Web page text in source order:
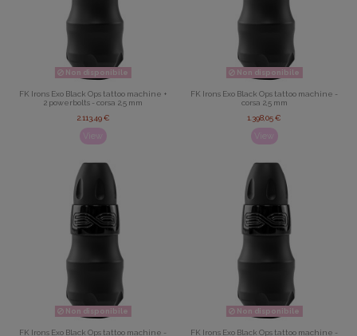
Non disponibile
FK Irons Exo Black Ops tattoo machine +
2 powerbolts - corsa 2,5 mm
2.113,49 €
View
Non disponibile
FK Irons Exo Black Ops tattoo machine -
corsa 2,5 mm
1.398,05 €
View
Non disponibile
FK Irons Exo Black Ops tattoo machine -
Non disponibile
FK Irons Exo Black Ops tattoo machine -